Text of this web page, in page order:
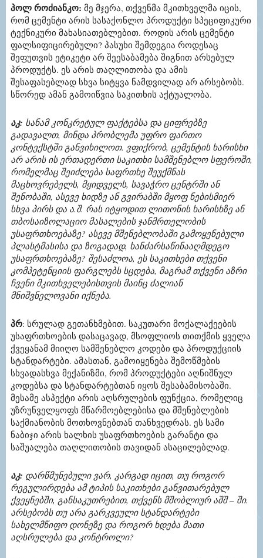
პოლ როძიანკო: მე მჯერა, თქვენმა მკითხველმა იცის,
რომ ცემენტი არის სასაქონლო პროდუქტი სპეციფიკური
ტექნიკური მახასიათებლებით. როდის არის ცემენტი
ფალსიფიცირებული? პასუხი შემდეგია როდესაც
შეფუთვის ეტიკეტი არ შეესაბამება შიგნით არსებულ
პროდუქტს. ეს არის თაღლითობა და ამის
შესაფასებლად სხვა სიტყვა ნამდვილად არ არსებობს.
სწორედ ამან გამოიწვია საკითხის აქტუალობა.
აკ: სანამ კონკრეტულ ფაქტებსა და ციფრებზე
გადავალთ, მინდა პრობლემა უფრო ფართო
კონტექსტში განვიხილოთ. ვფიქრობ, ცემენტის ხარისხი
არ არის ის ერთადერთი საკითხი სამშენებლო სფეროში,
რომელმაც შეიძლება საფრთხე შეუქმნას
მაცხოვრებელს, მყიდველს, სავაჭრო ცენტრში ან
შენობაში, ასევე ხიდზე ან გვირაბში მყოფ ნებისმიერ
სხვა პირს და ა.შ. რას იტყოდით ლითონის ხარისხზე ან
თბოსაიზოლაციო მასალების ჯანმრთელობის
უსაფრთხოებაზე? ასევე მშენებლობაში გამოყენებული
პლასტმასისა და ზოგადად, ხანძარსაწინააღმდეგო
უსაფრთხოებაზე? შესაძლოა, ეს საკითხები თქვენი
კომპეტენციის ფარგლებს სცდება, მაგრამ თქვენი აზრი
ჩვენი მკითხველებისთვის მაინც ძალიან
მნიშვნელოვანი იქნება.
პრ: სრულად გეთანხმებით. საკუთარი მოქალაქეების
უსაფრთხოების დასაცავად, მსოფლიოს თითქმის ყველა
ქვეყანამ მიიღო სამშენებლო კოდები და პროდუქციის
სტანდარტები. ამასთან, გამოიყენება შემოწმების
სხვადასხვა მექანიზმი, რომ პროდუქტები აღნიშნულ
კოდებსა და სტანდარტებთან იყოს შესაბამისობაში.
მესამე ასპექტი არის აღსრულების ფუნქცია, რომელიც
უზრუნველყოფს მწარმოებლებისა და მშენებლების
საქმიანობის მოთხოვნებთან თანხვედრას. ეს სამი
ნაბიჯი არის ხალხის უსაფრთხოების გარანტი და
საშუალება თაღლითობის თავიდან ასაცილებლად.
აკ: დარწმუნებული ვარ, კარგად იცით, თუ როგორ
რეგულირდება ამ ტიპის საკითხები განვითარებულ
ქვეყნებში, განსაკუთრებით, თქვენს მშობლიურ აშშ – ში.
არსებობს თუ არა გარკვეული სტანდარტები
სახელმწიფო დონეზე და როგორ ხდება მათი
აღსრულება და კონტროლი?